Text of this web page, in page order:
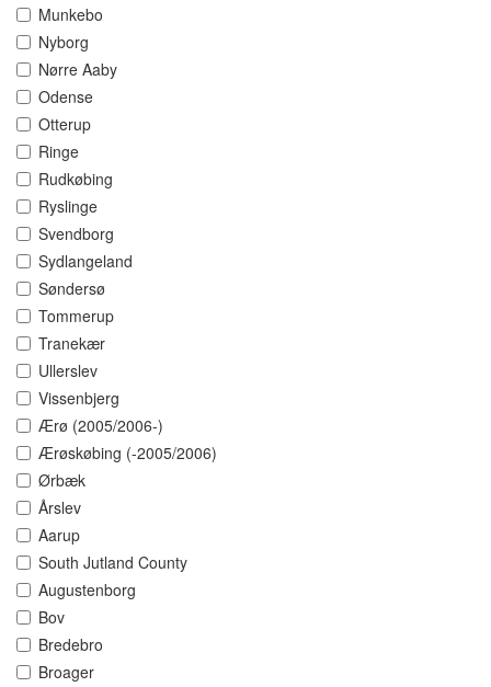
Munkebo
Nyborg
Nørre Aaby
Odense
Otterup
Ringe
Rudkøbing
Ryslinge
Svendborg
Sydlangeland
Søndersø
Tommerup
Tranekær
Ullerslev
Vissenbjerg
Ærø (2005/2006-)
Ærøskøbing (-2005/2006)
Ørbæk
Årslev
Aarup
South Jutland County
Augustenborg
Bov
Bredebro
Broager